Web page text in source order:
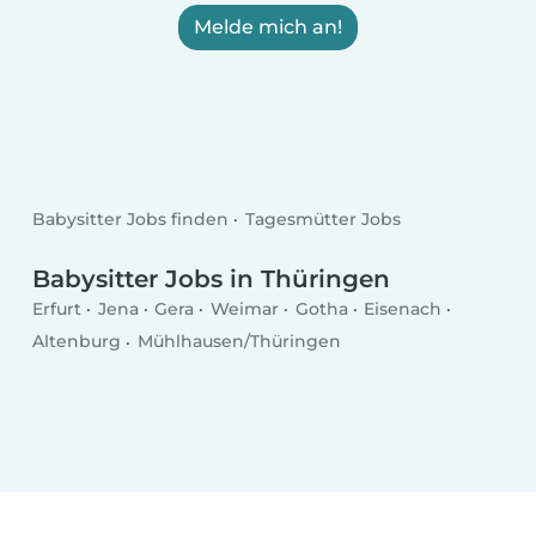
Melde mich an!
Babysitter Jobs finden Tagesmütter Jobs
Babysitter Jobs in Thüringen
Erfurt Jena Gera Weimar Gotha
Eisenach
Altenburg
Mühlhausen/Thüringen